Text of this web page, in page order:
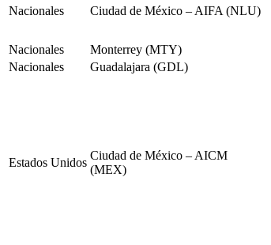
Nacionales Ciudad de México – AIFA (NLU)
Nacionales Monterrey (MTY)
Nacionales
Guadalajara (GDL)
Estados Unidos
Ciudad de México – AICM
(MEX)